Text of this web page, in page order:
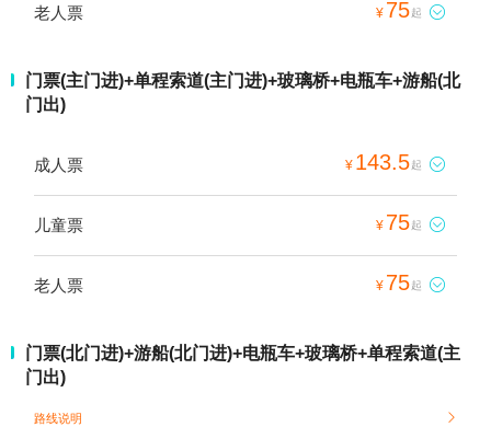
老人票 ¥ 75起 
门票(主门进)+单程索道(主门进)+玻璃桥+电瓶车+游船(北
门出)
成人票 ¥ 143.5起 
儿童票 ¥ 75起 
老人票 ¥ 75起 
门票(北门进)+游船(北门进)+电瓶车+玻璃桥+单程索道(主
门出)
路线说明 